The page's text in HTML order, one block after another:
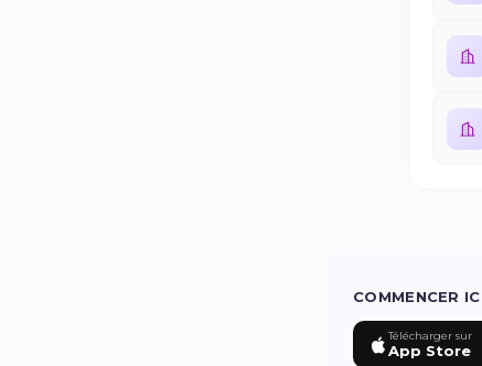
COMMENCER
Télécharger sur
App Store